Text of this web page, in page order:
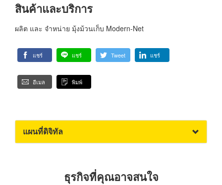
สินค้าและบริการ
ผลิต และ จำหน่าย มุ้งม้วนเก็บ Modern-Net
แชร์ แชร์ Tweet แชร์
อีเมล พิมพ์
แผนที่ดิจิทัล
ธุรกิจที่คุณอาจสนใจ